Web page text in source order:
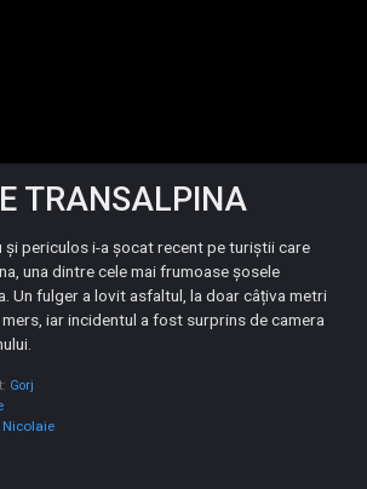
TRANSALPINA
și periculos i-a șocat recent pe turiștii care
una dintre cele mai frumoase șosele
Un fulger a lovit asfaltul, la doar câțiva metri
iar incidentul a fost surprins de camera
Gorj